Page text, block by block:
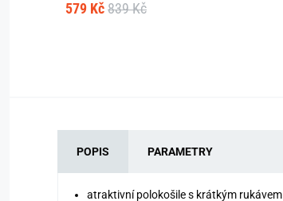
579 Kč 839 Kč
POPIS PARAMETRY
atraktivní polokošile s krátkým rukávem